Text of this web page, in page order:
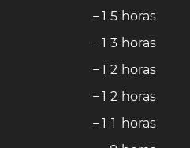
− 1 5 horas
− 1 3 horas
− 1 2 horas
− 1 2 horas
− 1 1 horas